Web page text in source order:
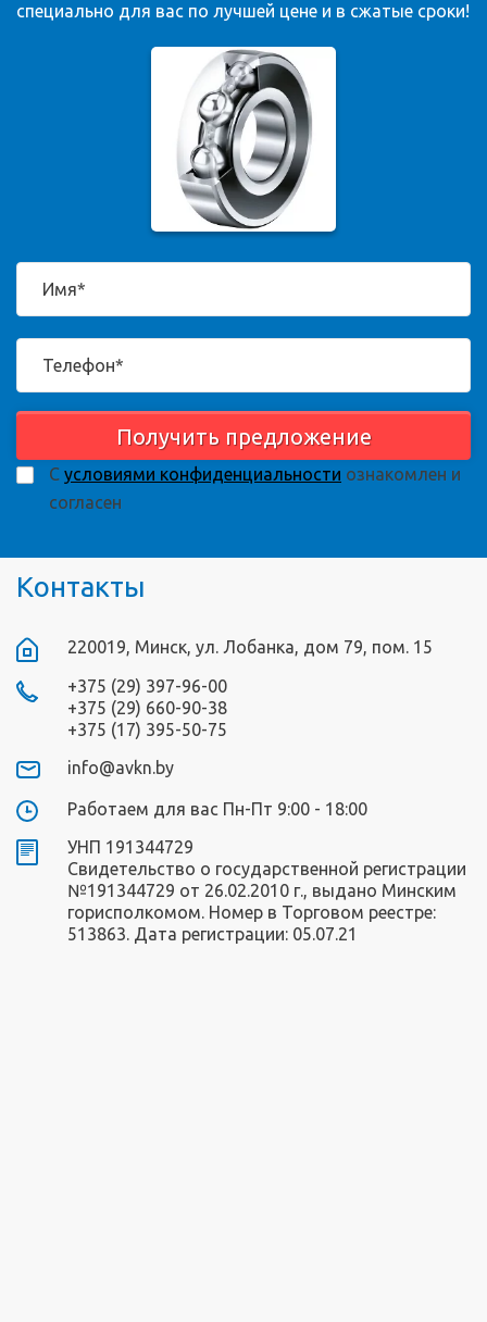
специально для вас по лучшей цене и в сжатые сроки!
Получить предложение
С условиями конфиденциальности ознакомлен и
согласен
Контакты
220019, Минск, ул. Лобанка, дом 79, пом. 15
+375 (29) 397-96-00
+375 (29) 660-90-38
+375 (17) 395-50-75
info@avkn.by
Работаем для вас Пн-Пт 9:00 - 18:00
УНП 191344729
Свидетельство о государственной регистрации
№191344729 от 26.02.2010 г., выдано Минским
горисполкомом. Номер в Торговом реестре:
513863. Дата регистрации: 05.07.21